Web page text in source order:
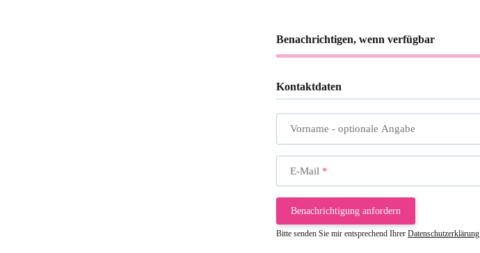
Benachrichtigen, wenn verfügbar
Kontaktdaten
Vorname - optionale Angabe
E-Mail
Benachrichtigung anfordern
Bitte senden Sie mir entsprechend Ihrer Datenschutzerklärung